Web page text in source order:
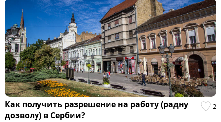
2
Как получить разрешение на работу (радну
дозволу) в Сербии?